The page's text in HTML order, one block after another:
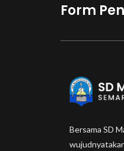
Form
Bersama SD